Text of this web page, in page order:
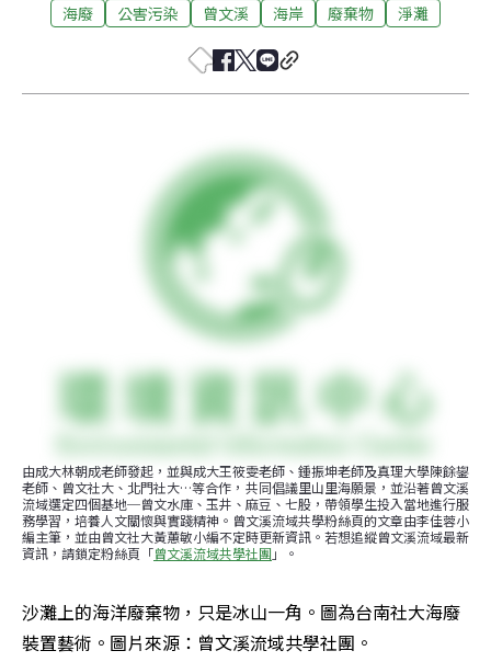
海廢
公害污染 曾文溪 海岸 廢棄物 淨灘
由成大林朝成老師發起，並與成大王筱雯老師、鍾振坤老師及真理大學陳餘鋆
老師、曾文社大、北門社大…等合作，共同倡議里山里海願景，並沿著曾文溪
流域選定四個基地─曾文水庫、玉井、麻豆、七股，帶領學生投入當地進行服
務學習，培養人文關懷與實踐精神。曾文溪流域共學粉絲頁的文章由李佳蓉小
編主筆，並由曾文社大黃蕙敏小編不定時更新資訊。若想追縱曾文溪流域最新
資訊，請鎖定粉絲頁「曾文溪流域共學社團 」。
沙灘上的海洋廢棄物，只是冰山一角。圖為台南社大海廢
裝置藝術。圖片來源：曾文溪流域共學社團。